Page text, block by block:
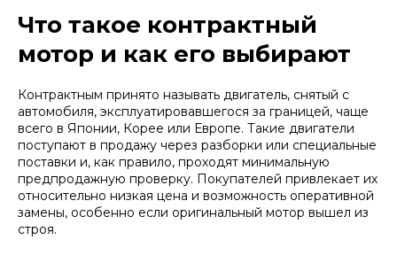
Что такое контрактный
мотор и как его выбирают
Контрактным принято называть двигатель, снятый с
автомобиля, эксплуатировавшегося за границей, чаще
всего в Японии, Корее или Европе. Такие двигатели
поступают в продажу через разборки или специальные
поставки и, как правило, проходят минимальную
предпродажную проверку. Покупателей привлекает их
относительно низкая цена и возможность оперативной
замены, особенно если оригинальный мотор вышел из
строя.